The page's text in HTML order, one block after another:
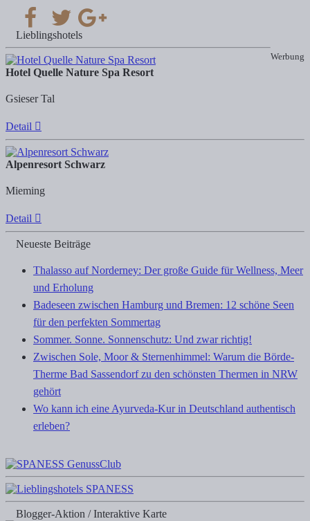
Werbung
Lieblingshotels
Hotel Quelle Nature Spa Resort
Gsieser Tal
Detail
Alpenresort Schwarz
Mieming
Detail
Neueste Beiträge
Thalasso auf Norderney: Der große Guide für Wellness, Meer
und Erholung
Badeseen zwischen Hamburg und Bremen: 12 schöne Seen
für den perfekten Sommertag
Sommer. Sonne. Sonnenschutz: Und zwar richtig!
Zwischen Sole, Moor & Sternenhimmel: Warum die Börde-
Therme Bad Sassendorf zu den schönsten Thermen in NRW
gehört
Wo kann ich eine Ayurveda-Kur in Deutschland authentisch
erleben?
Blogger-Aktion / Interaktive Karte